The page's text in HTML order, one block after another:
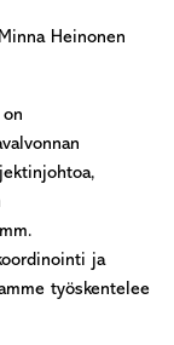
Heinonen
on
ja
työskentelee